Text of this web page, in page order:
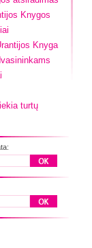
Knygos
Knyga
turtų